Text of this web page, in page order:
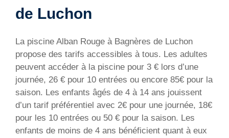
de Luchon
La piscine Alban Rouge à Bagnères de Luchon
propose des tarifs accessibles à tous. Les adultes
peuvent accéder à la piscine pour 3 € lors d’une
journée, 26 € pour 10 entrées ou encore 85€ pour la
saison. Les enfants âgés de 4 à 14 ans jouissent
d’un tarif préférentiel avec 2€ pour une journée, 18€
pour les 10 entrées ou 50 € pour la saison. Les
enfants de moins de 4 ans bénéficient quant à eux